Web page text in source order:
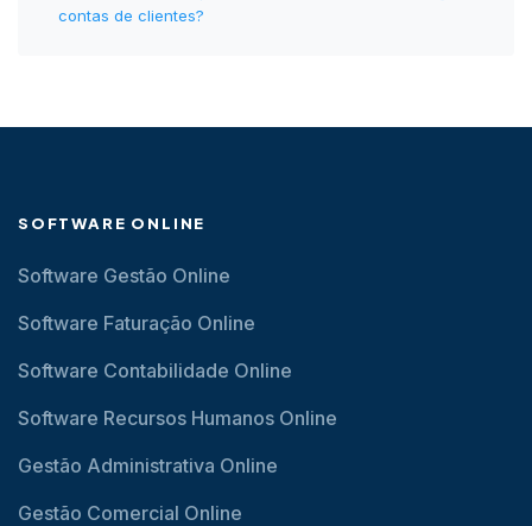
contas de clientes?
SOFTWARE ONLINE
Software Gestão Online
Software Faturação Online
Software Contabilidade Online
Software Recursos Humanos Online
Gestão Administrativa Online
Gestão Comercial Online